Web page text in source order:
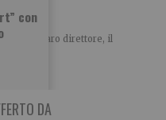
con
Dora”
Caro direttore, il
gruppo
DA